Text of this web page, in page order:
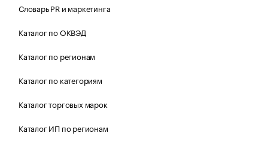
Словарь PR и маркетинга
Каталог по ОКВЭД
Каталог по регионам
Каталог по категориям
Каталог торговых марок
Каталог ИП по регионам